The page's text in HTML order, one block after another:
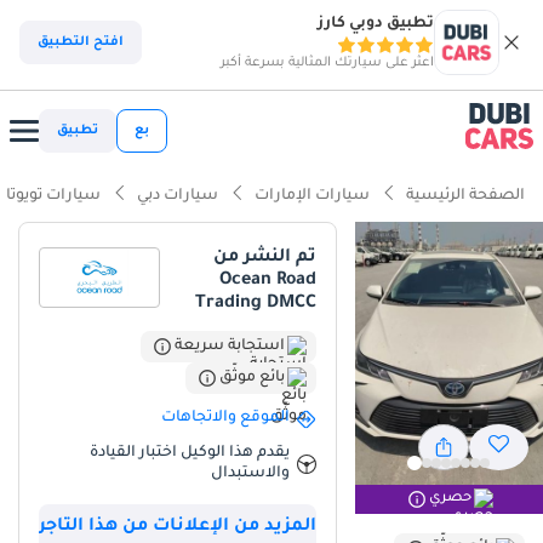
تطبيق دوبي كارز
اعثر على سيارتك المثالية بسرعة أكبر
افتح التطبيق
بع تطبيق
الصفحة الرئيسية سيارات الإمارات سيارات دبي سيارات تويوتا
حصري
تم النشر من
Ocean Road
Trading DMCC
استجابة سريعة
بائع موثّق
الموقع والاتجاهات
يقدم هذا الوكيل اختبار القيادة
والاستبدال
المزيد من الإعلانات من هذا التاجر
ذكاء دوبي كارز
ذكاء دوبيكارز
أفضل اقتصاد في استهلاك الوقود في فئته
أقل تكلفة تشغيل في فئتها
أقل معدل استهلاك في فئته
ملخص
تُمثل هذه السيارة السيدان الهجينة الأحدث استثمارًا ذكيًا لمشتري
السيارات في دول مجلس التعاون الخليجي، إذ تجمع بين الموثوقية العالية
والتقنية الكهربائية الحديثة التي تُقلل بشكل كبير من استهلاك الوقود.
وباعتبارها الفئة التنفيذية، فإنها تُوفر مقصورة داخلية أكثر فخامة تُميزها